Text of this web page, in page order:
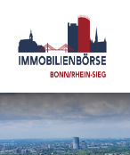
Inhalt
springen